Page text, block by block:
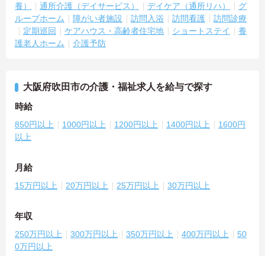
養）
通所介護（デイサービス） デイケア（通所リハ）
グ
ループホーム
障がい者施設 訪問入浴 訪問看護
訪問診療
定期巡回
ケアハウス・高齢者住宅地 ショートステイ
養
護老人ホーム
介護予防
大阪府吹田市の介護・福祉求人を給与で探す
時給
850円以上 1000円以上 1200円以上 1400円以上
1600円
以上
月給
15万円以上 20万円以上 25万円以上 30万円以上
年収
250万円以上 300万円以上 350万円以上 400万円以上
50
0万円以上